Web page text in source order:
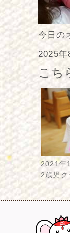
今日の
2025
こち
2021年
2歳児